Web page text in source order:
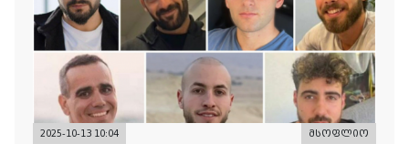
2025-10-13 10:04 მსოფლიო